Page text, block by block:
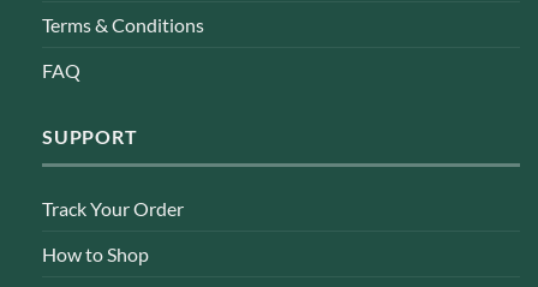
Terms & Conditions
FAQ
SUPPORT
Track Your Order
How to Shop